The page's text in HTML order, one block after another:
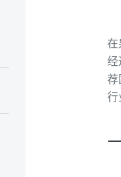
在
经
荐
行